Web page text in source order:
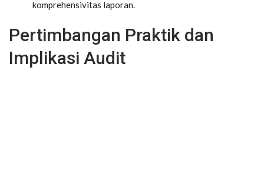
komprehensivitas laporan.
Pertimbangan Praktik dan
Implikasi Audit